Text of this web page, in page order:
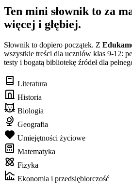
Ten mini słownik to za
więcej i głębiej.
Słownik to dopiero początek. Z
wszystkie treści dla uczniów klas 9-12:
testy i bogatą bibliotekę źródeł dla
Literatura
Historia
Biologia
Geografia
Umiejętności życiowe
Matematyka
Fizyka
Ekonomia i przedsiębiorczość